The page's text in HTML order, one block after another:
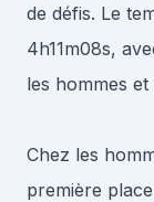
de défis. Le
4h11m08s,
les hommes
Chez les
première